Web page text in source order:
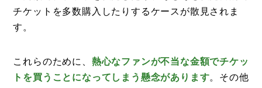
チケットを多数購入したりするケースが散見されま
す。
これらのために、 熱心なファンが不当な金額でチケッ
トを買うことになってしまう懸念があります。その他